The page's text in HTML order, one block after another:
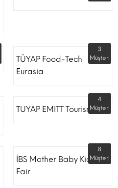
TÜYAP Food-Tech
Eurasia
3
Müşteri
TUYAP EMITT Tourism Fair
4
Müşteri
İBS Mother Baby Kids
Fair
8
Müşteri